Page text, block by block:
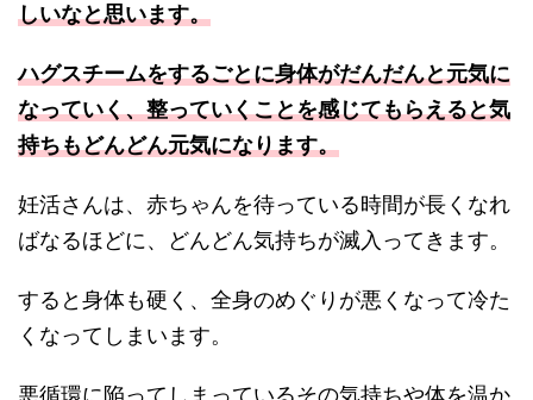
しいなと思います。
ハグスチームをするごとに身体がだんだんと元気に
なっていく、整っていくことを感じてもらえると気
持ちもどんどん元気になります。
妊活さんは、赤ちゃんを待っている時間が長くなれ
ばなるほどに、どんどん気持ちが滅入ってきます。
すると身体も硬く、全身のめぐりが悪くなって冷た
くなってしまいます。
悪循環に陥ってしまっているその気持ちや体を温か